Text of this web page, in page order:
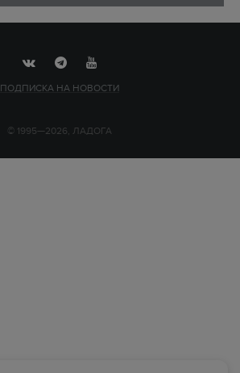
ПОДПИСКА НА НОВОСТИ
© 1995—2026, ЛАДОГА